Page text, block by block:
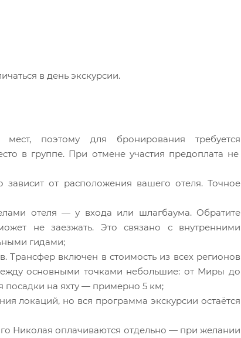
в день экскурсии.
поэтому для бронирования требуется
в группе. При отмене участия предоплата не
от расположения вашего отеля. Точное
отеля — у входа или шлагбаума. Обратите
не заезжать. Это связано с внутренними
гидами;
Трансфер включен в стоимость из всех регионов
основными точками небольшие: от Миры до
посадки на яхту — примерно 5 км;
локаций, но вся программа экскурсии остаётся
Николая оплачиваются отдельно — при желании